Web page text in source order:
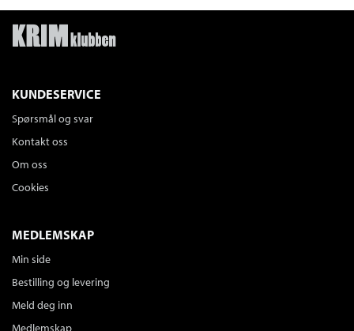
KUNDESERVICE
Spørsmål og svar
Kontakt oss
Om oss
Cookies
MEDLEMSKAP
Min side
Bestilling og levering
Meld deg inn
Medlemskap